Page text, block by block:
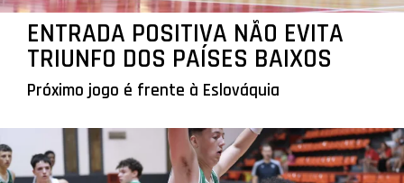
ENTRADA POSITIVA NÃO EVITA
TRIUNFO DOS PAÍSES BAIXOS
Próximo jogo é frente à Eslováquia